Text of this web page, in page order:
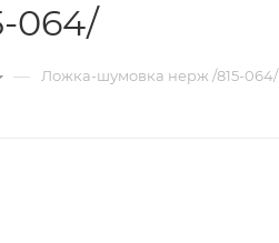
064/
— Ложка-шумовка нерж /815-064/